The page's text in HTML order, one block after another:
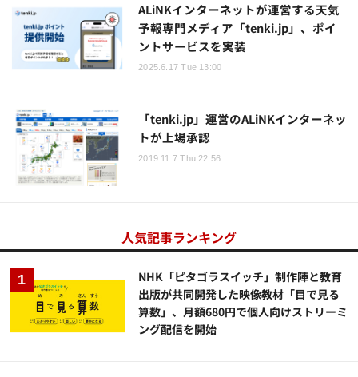
ALiNKインターネットが運営する天気
予報専門メディア「tenki.jp」、ポイ
ントサービスを実装
2025.6.17 Tue 13:00
「tenki.jp」運営のALiNKインターネッ
トが上場承認
2019.11.7 Thu 22:56
人気記事ランキング
NHK「ピタゴラスイッチ」制作陣と教育
出版が共同開発した映像教材「目で見る
算数」、月額680円で個人向けストリーミ
ング配信を開始